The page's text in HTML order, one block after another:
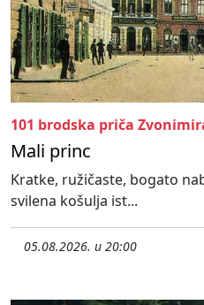
101 brodska priča
Mali princ
Kratke, ružičaste, bogato
svilena košulja ist...
05.08.2026. u 20:00